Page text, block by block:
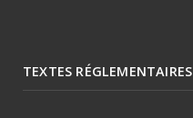
TEXTES RÉGLEMENTAIRES